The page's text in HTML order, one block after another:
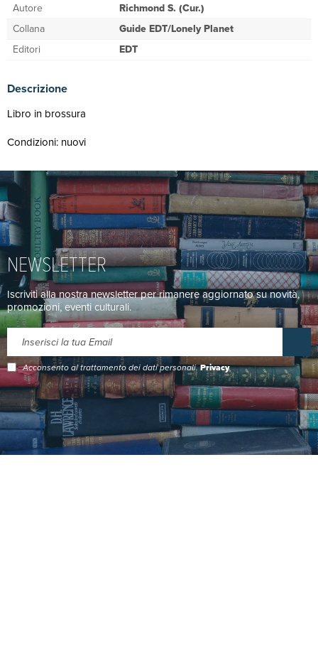
Autore
Richmond S. (Cur.)
Collana
Guide EDT/Lonely Planet
Editori
EDT
Descrizione
Libro in brossura
Condizioni: nuovi
NEWSLETTER
Iscriviti alla nostra newsletter per rimanere aggiornato su novità,
promozioni, eventi culturali.
Acconsento al trattamento dei dati personali.Privacy